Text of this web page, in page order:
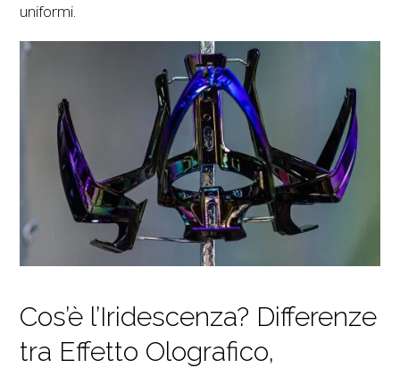
uniformi.
Cos’è l’Iridescenza? Differenze
tra Effetto Olografico,